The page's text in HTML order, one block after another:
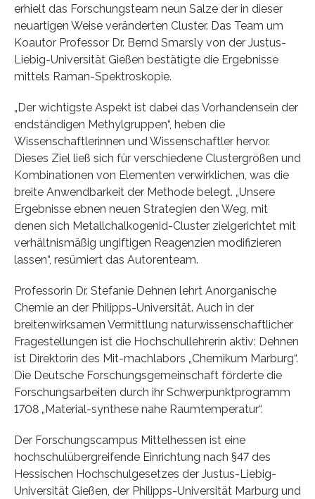
erhielt das Forschungsteam neun Salze der in dieser
neuartigen Weise veränderten Cluster. Das Team um
Koautor Professor Dr. Bernd Smarsly von der Justus-
Liebig-Universität Gießen bestätigte die Ergebnisse
mittels Raman-Spektroskopie.
„Der wichtigste Aspekt ist dabei das Vorhandensein der
endständigen Methylgruppen“, heben die
Wissenschaftlerinnen und Wissenschaftler hervor.
Dieses Ziel ließ sich für verschiedene Clustergrößen und
Kombinationen von Elementen verwirklichen, was die
breite Anwendbarkeit der Methode belegt. „Unsere
Ergebnisse ebnen neuen Strategien den Weg, mit
denen sich Metallchalkogenid-Cluster zielgerichtet mit
verhältnismäßig ungiftigen Reagenzien modifizieren
lassen“, resümiert das Autorenteam.
Professorin Dr. Stefanie Dehnen lehrt Anorganische
Chemie an der Philipps-Universität. Auch in der
breitenwirksamen Vermittlung naturwissenschaftlicher
Fragestellungen ist die Hochschullehrerin aktiv: Dehnen
ist Direktorin des Mit-machlabors „Chemikum Marburg“.
Die Deutsche Forschungsgemeinschaft förderte die
Forschungsarbeiten durch ihr Schwerpunktprogramm
1708 „Material-synthese nahe Raumtemperatur“.
Der Forschungscampus Mittelhessen ist eine
hochschulübergreifende Einrichtung nach §47 des
Hessischen Hochschulgesetzes der Justus-Liebig-
Universität Gießen, der Philipps-Universität Marburg und